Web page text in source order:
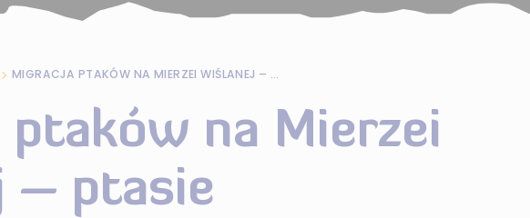
MIGRACJA PTAKÓW NA MIERZEI WIŚLANEJ – PTASIE AUTOSTRADY NAD BAŁTYKIEM
ptaków na Mierzei
– ptasie